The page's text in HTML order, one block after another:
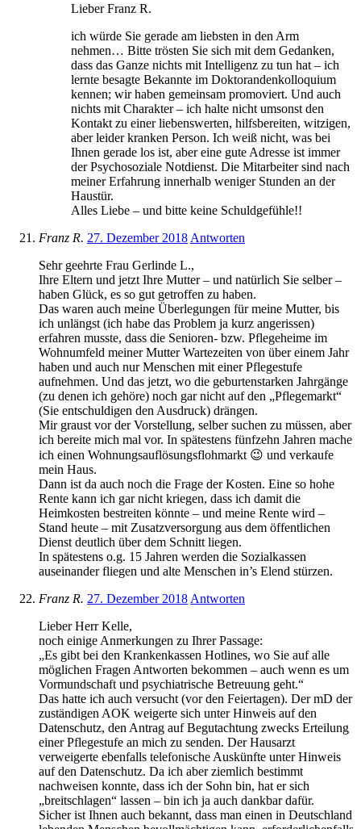
Lieber Franz R.
ich würde Sie gerade am liebsten in den Arm
nehmen… Bitte trösten Sie sich mit dem Gedanken,
dass das Ganze nichts mit Intelligenz zu tun hat – ich
lernte besagte Bekannte im Doktorandenkolloquium
kennen; wir haben gemeinsam promoviert. Und auch
nichts mit Charakter – ich halte nicht umsonst den
Kontakt zu einer liebenswerten, hilfsbereiten, witzigen,
aber leider kranken Person. Ich weiß nicht, was bei
Ihnen gerade los ist, aber eine gute Adresse ist immer
der Psychosoziale Notdienst. Die Mitarbeiter sind nach
meiner Erfahrung innerhalb weniger Stunden an der
Haustür.
Alles Liebe – und bitte keine Schuldgefühle!!
Franz R. 27. Dezember 2018 Antworten
Sehr geehrte Frau Gerlinde L.,
Ihre Eltern und jetzt Ihre Mutter – und natürlich Sie selber –
haben Glück, es so gut getroffen zu haben.
Das waren auch meine Überlegungen für meine Mutter, bis
ich unlängst (ich habe das Problem ja kurz angerissen)
erfahren musste, dass die Senioren- bzw. Pflegeheime im
Wohnumfeld meiner Mutter Wartezeiten von über einem Jahr
haben und auch nur Menschen mit einer Pflegestufe
aufnehmen. Und das jetzt, wo die geburtenstarken Jahrgänge
(zu denen ich gehöre) noch gar nicht auf den „Pflegemarkt“
(Sie entschuldigen den Ausdruck) drängen.
Mir graust vor der Vorstellung, selber suchen zu müssen, aber
ich bereite mich mal vor. In spätestens fünfzehn Jahren mache
ich einen Wohnungsauflösungsflohmarkt 😉 und verkaufe
mein Haus.
Dann ist da auch noch die Frage der Kosten. Eine so hohe
Rente kann ich gar nicht kriegen, dass ich damit die
Heimkosten bestreiten könnte – und meine Rente wird –
Stand heute – mit Zusatzversorgung aus dem öffentlichen
Dienst deutlich über dem Schnitt liegen.
In spätestens o.g. 15 Jahren werden die Sozialkassen
auseinander fliegen und alte Menschen in’s Elend stürzen.
Franz R. 27. Dezember 2018 Antworten
Lieber Herr Kelle,
noch einige Anmerkungen zu Ihrer Passage:
„Es gibt bei den Krankenkassen Hotlines, wo Sie auf alle
möglichen Fragen Antworten bekommen – auch wenn es um
Vormundschaft und psychiatrische Betreuung geht.“
Das hatte ich auch versucht (vor den Feiertagen). Der mD der
zuständigen AOK weigerte sich unter Hinweis auf den
Datenschutz, den Antrag auf Begutachtung zwecks Erteilung
einer Pflegestufe an mich zu senden. Der Hausarzt
verweigerte ebenfalls telefonische Auskünfte unter Hinweis
auf den Datenschutz. Da ich aber ziemlich bestimmt
nachweisen konnte, dass ich der Sohn bin, hat er sich
„breitschlagen“ lassen – bin ich ja auch dankbar dafür.
Sicher ist Ihnen auch bekannt, dass man einen in Deutschland